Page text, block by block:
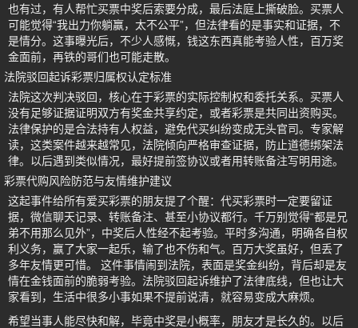
也有过，有人帮忙买票中奖后索要分成，最后法庭上撕破脸。买票人
可能觉得“我出力你躺赢，太不公平”，但法律看的是事实和证据，不
是情分。这事曝光后，不少人感慨，钱这东西真能考验人性，百万奖
金面前，再铁的哥们也可能走散。
法院驳回起诉彩票归属权认定标准
法院这次判决驳回，核心在于彩票的实际控制权和委托关系。买票人
没有足够证据证明双方有奖金共享约定，或者彩票是共同出资购买。
法律保护的是合法持有人权益，避免代买纠纷变成无头官司。专家解
读，这类案件越来越常见，法院倾向严格审查证据，防止道德绑架法
律。以后遇到类似情况，最好提前签协议或者用转账备注写明用途。
彩票代购风险防范与友情维护建议
这起事件给所有爱买彩票的朋友提了个醒：代买彩票时一定要留证
据，微信聊天记录、转账备注、甚至小协议都行。千万别觉得“都是兄
弟不用那么见外”，中奖后人性经不起考验。平时多沟通，明确各自权
利义务，赢了大家一起乐，输了也不伤和气。百万大奖虽好，但丢了
多年友情更可惜。 这件事情闹到法院，表面是奖金纠纷，背后却是友
情在金钱面前的脆弱考验。法院驳回起诉维护了法律底线，但也让大
家看到，生活中很多小事如果不提前说清，就容易变成大麻烦。
希望当事人能尽快和解，毕竟中奖是小概率，朋友才是长久的。以后